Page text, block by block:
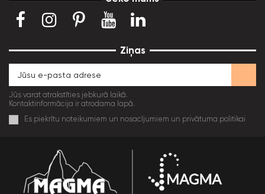
Ziņas
Jūs varat atrakstīties jebkurā laikā.
Kontaktinformācija ir atrodama lapā.
Es piekrītu noteikumiem un nosacījumiem un privātuma politikai